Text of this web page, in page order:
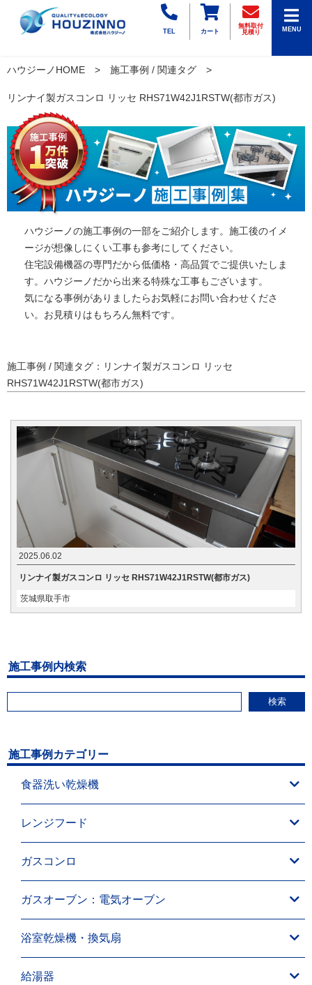
TEL カート
無料取付
見積り
MENU
ハウジーノHOME 施工事例 / 関連タグ
リンナイ製ガスコンロ リッセ RHS71W42J1RSTW(都市ガス)
ハウジーノの施工事例の一部をご紹介します。施工後のイメ
ージが想像しにくい工事も参考にしてください。
住宅設備機器の専門だから低価格・高品質でご提供いたしま
す。ハウジーノだから出来る特殊な工事もございます。
気になる事例がありましたらお気軽にお問い合わせくださ
い。お見積りはもちろん無料です。
施工事例 / 関連タグ：リンナイ製ガスコンロ リッセ
RHS71W42J1RSTW(都市ガス)
2025.06.02
リンナイ製ガスコンロ リッセ RHS71W42J1RSTW(都市ガス)
茨城県取手市
施工事例内検索
検索
施工事例カテゴリー
食器洗い乾燥機
レンジフード
ガスコンロ
ガスオーブン：電気オーブン
浴室乾燥機・換気扇
給湯器